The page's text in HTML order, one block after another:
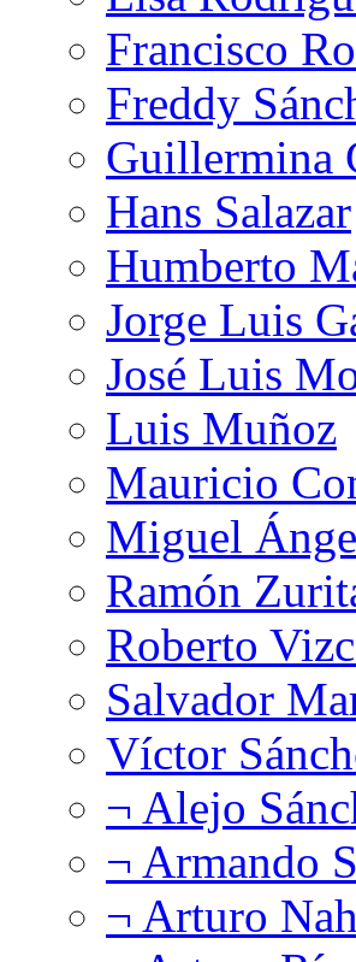
Francisco
Freddy
Guillermina
Hans Salazar
Humberto
Jorge Luis
José Luis
Luis Muñoz
Mauricio
Miguel
Ramón
Roberto
Salvador
Víctor
¬ Alejo
¬ Armando
¬ Arturo